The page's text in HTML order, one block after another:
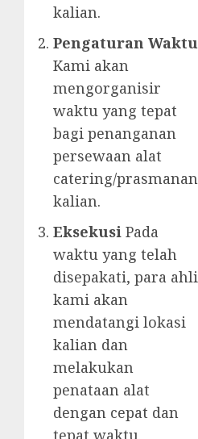
kalian.
Pengaturan Waktu
Kami akan
mengorganisir
waktu yang tepat
bagi penanganan
persewaan alat
catering/prasmanan
kalian.
Eksekusi Pada
waktu yang telah
disepakati, para ahli
kami akan
mendatangi lokasi
kalian dan
melakukan
penataan alat
dengan cepat dan
tepat waktu.